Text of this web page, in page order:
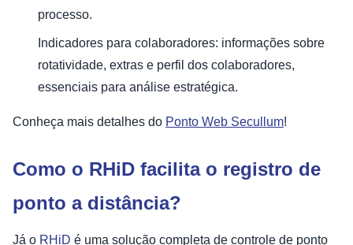
processo.
Indicadores para colaboradores: informações sobre
rotatividade, extras e perfil dos colaboradores,
essenciais para análise estratégica.
Conheça mais detalhes do Ponto Web Secullum!
Como o RHiD facilita o registro de
ponto a distância?
Já o RHiD é uma solução completa de controle de ponto